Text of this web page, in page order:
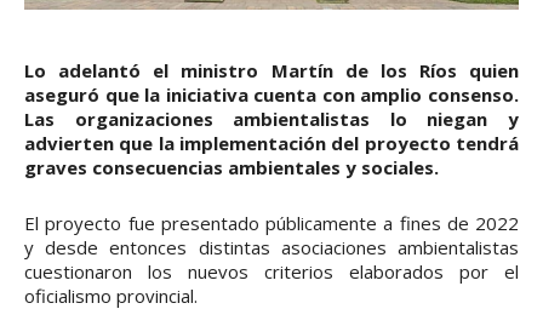
Lo adelantó el ministro Martín de los Ríos quien
aseguró que la iniciativa cuenta con amplio consenso.
Las organizaciones ambientalistas lo niegan y
advierten que la implementación del proyecto tendrá
graves consecuencias ambientales y sociales.
El proyecto fue presentado públicamente a fines de 2022
y desde entonces distintas asociaciones ambientalistas
cuestionaron los nuevos criterios elaborados por el
oficialismo provincial.